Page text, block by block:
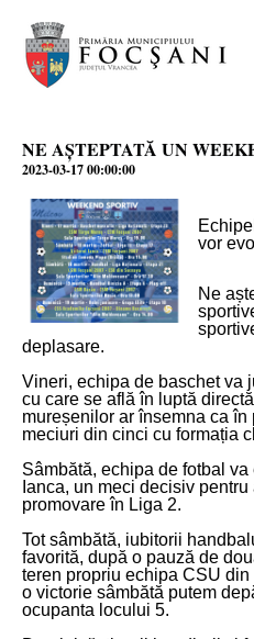
NE AȘTEPTATĂ UN
2023-03-17 00:00:00
vor
Ne
deplasare.
Vineri, echipa de baschet va
cu care se află în luptă
mureșenilor ar însemna ca
meciuri din cinci cu formația
Sâmbătă, echipa de fotbal
Ianca, un meci decisiv
promovare în Liga 2.
Tot sâmbătă, iubitorii
favorită, după o pauză de
teren propriu echipa CSU
o victorie sâmbătă putem
ocupanta locului 5.